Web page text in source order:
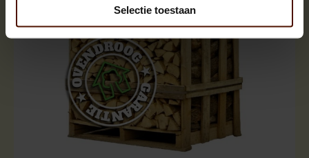
Selectie toestaan